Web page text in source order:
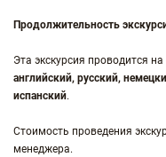
Продолжительность
Эта экскурсия проводится
английский, русский,
испанский.
Стоимость проведения
менеджера.